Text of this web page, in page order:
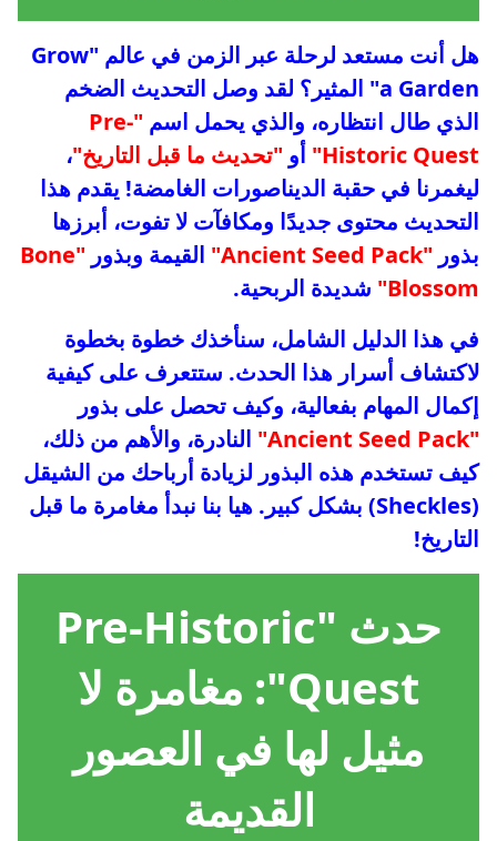
هل أنت مستعد لرحلة عبر الزمن في عالم "Grow
a Garden" المثير؟ لقد وصل التحديث الضخم
الذي طال انتظاره، والذي يحمل اسم "Pre-
Historic Quest" أو "تحديث ما قبل التاريخ"،
ليغمرنا في حقبة الديناصورات الغامضة! يقدم هذا
التحديث محتوى جديدًا ومكافآت لا تفوت، أبرزها
بذور "Ancient Seed Pack" القيمة وبذور
"Bone
Blossom" شديدة الربحية.
في هذا الدليل الشامل، سنأخذك خطوة بخطوة
لاكتشاف أسرار هذا الحدث. ستتعرف على كيفية
إكمال المهام بفعالية، وكيف تحصل على بذور
"Ancient Seed Pack"
النادرة، والأهم من ذلك،
كيف تستخدم هذه البذور لزيادة أرباحك من الشيقل
(Sheckles) بشكل كبير. هيا بنا نبدأ مغامرة ما قبل
التاريخ!
حدث "Pre-Historic
Quest": مغامرة لا
مثيل لها في العصور
القديمة